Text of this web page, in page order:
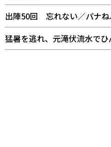
出陣50回 忘れない／パナ
猛暑を逃れ、元滝伏流水で